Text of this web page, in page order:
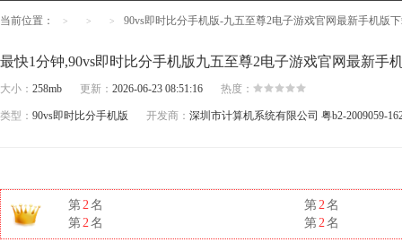
当前位置： > > > 90vs即时比分手机版-九五至尊2电子游戏官网最新手机版下
大小： 258mb 更新： 2026-06-23 08:51:16 热度：
类型： 90vs即时比分手机版 开发商： 深圳市计算机系统有限公司 粤b2-2009059-
第2名 第2名
第2名 第2名